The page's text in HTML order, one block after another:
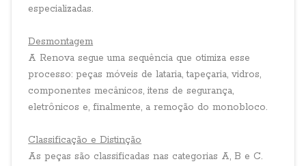
especializadas.
Desmontagem
A Renova segue uma sequência que otimiza esse
processo: peças móveis de lataria, tapeçaria, vidros,
componentes mecânicos, itens de segurança,
eletrônicos e, finalmente, a remoção do monobloco.
Classificação e Distinção
As peças são classificadas nas categorias A, B e C.